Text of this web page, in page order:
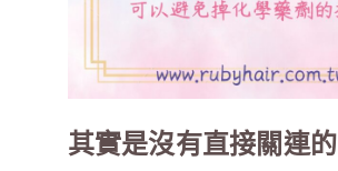
其實是沒有直接關連的